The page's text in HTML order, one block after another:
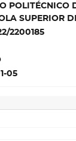
POLITÉCNICO
SUPERIOR
2200185
05